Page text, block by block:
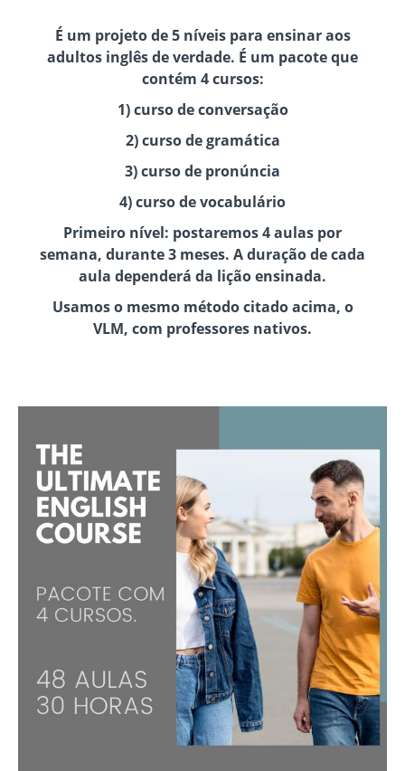
É um projeto de 5 níveis para ensinar aos
adultos inglês de verdade. É um pacote que
contém 4 cursos:
1) curso de conversação
2) curso de gramática
3) curso de pronúncia
4) curso de vocabulário
Primeiro nível: postaremos 4 aulas por
semana, durante 3 meses. A duração de cada
aula dependerá da lição ensinada.
Usamos o mesmo método citado acima, o
VLM, com professores nativos.